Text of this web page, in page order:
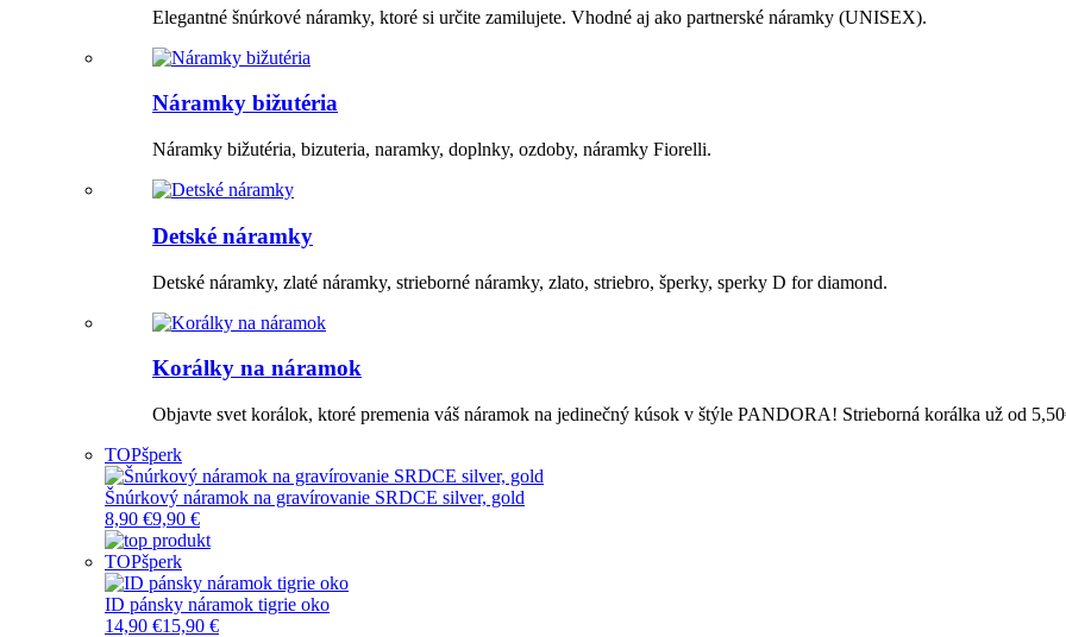
Elegantné šnúrkové náramky, ktoré si určite zamilujete. Vhodné aj ako partnerské náramky (UNISEX).
Náramky bižutéria
Náramky bižutéria, bizuteria, naramky, doplnky, ozdoby, náramky Fiorelli.
Detské náramky
Detské náramky, zlaté náramky, strieborné náramky, zlato, striebro, šperky, sperky D for diamond.
Korálky na náramok
Objavte svet korálok, ktoré premenia váš náramok na jedinečný kúsok v štýle PANDORA! Strieborná korálka už od
TOPšperk
Šnúrkový náramok na gravírovanie SRDCE silver, gold
8,90 €9,90 €
TOPšperk
ID pánsky náramok tigrie oko
14,90 €15,90 €